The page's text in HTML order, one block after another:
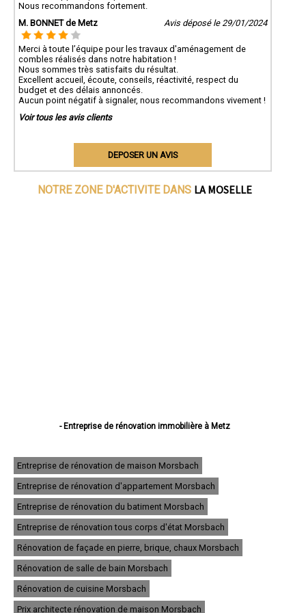
Nous recommandons fortement.
M. BONNET de Metz
Avis déposé le 29/01/2024
Merci à toute l’équipe pour les travaux d'aménagement de
combles réalisés dans notre habitation !
Nous sommes très satisfaits du résultat.
Excellent accueil, écoute, conseils, réactivité, respect du
budget et des délais annoncés.
Aucun point négatif à signaler, nous recommandons vivement !
Voir tous les avis clients
DEPOSER UN AVIS
NOTRE ZONE D'ACTIVITE DANS LA MOSELLE
- Entreprise de rénovation immobilière à Metz
- Entreprise de rénovation immobilière à Sarreguemines
- Entreprise de rénovation immobilière à Forbach
- Entreprise de rénovation immobilière à Saint-Avold
- Entreprise de rénovation immobilière à Yutz
- Entreprise de rénovation immobilière à Hayange
- Entreprise de rénovation immobilière à Creutzwald
- Entreprise de rénovation immobilière à Freyming-Merlebach
- Entreprise de rénovation immobilière à Sarrebourg
- Entreprise de rénovation immobilière à Woippy
- Entreprise de rénovation immobilière à Stiring-Wendel
- Entreprise de rénovation immobilière à Fameck
- Entreprise de rénovation immobilière à Florange
- Entreprise de rénovation immobilière à Maizières-lès-Metz
Entreprise de rénovation de maison Morsbach
Entreprise de rénovation d'appartement Morsbach
Entreprise de rénovation du batiment Morsbach
Entreprise de rénovation tous corps d'état Morsbach
Rénovation de façade en pierre, brique, chaux Morsbach
Rénovation de salle de bain Morsbach
Rénovation de cuisine Morsbach
Prix architecte rénovation de maison Morsbach